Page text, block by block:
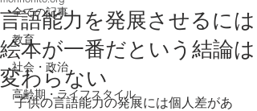
全ての記事
教育
社会・政治
高齢期・ライフスタイル
言語能力を発展させるには
絵本が一番だという結論は
変わらない
子供の言語能力の発展には個人差があ